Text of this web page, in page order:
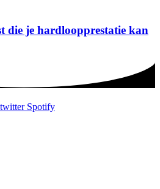
die je hardloopprestatie kan
Spotify